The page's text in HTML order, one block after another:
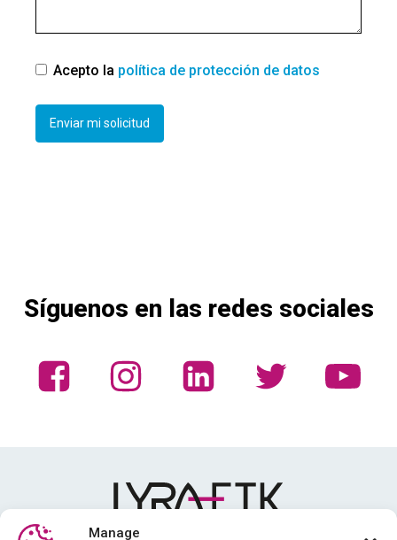
Manage
Acepto la política de protección de datos
Enviar mi solicitud
Síguenos en las redes sociales